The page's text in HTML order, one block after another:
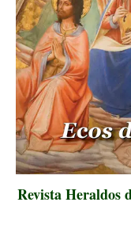
Revista Heraldos